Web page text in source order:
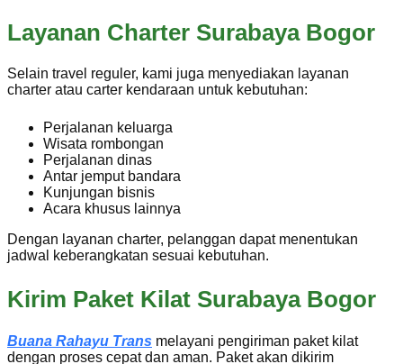
Layanan Charter Surabaya Bogor
Selain travel reguler, kami juga menyediakan layanan
charter atau carter kendaraan untuk kebutuhan:
Perjalanan keluarga
Wisata rombongan
Perjalanan dinas
Antar jemput bandara
Kunjungan bisnis
Acara khusus lainnya
Dengan layanan charter, pelanggan dapat menentukan
jadwal keberangkatan sesuai kebutuhan.
Kirim Paket Kilat Surabaya Bogor
Buana Rahayu Trans melayani pengiriman paket kilat
dengan proses cepat dan aman. Paket akan dikirim